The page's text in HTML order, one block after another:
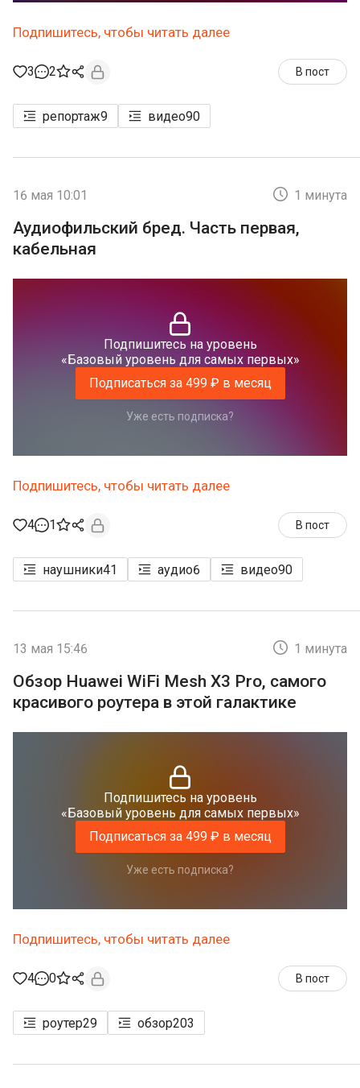
Подпишитесь, чтобы читать далее
3 2 В пост
репортаж9 видео90
16 мая 10:01 1 минута
Аудиофильский бред. Часть первая,
кабельная
Подпишитесь на уровень
«Базовый уровень для самых первых»
Подписаться за 499 ₽ в месяц
Уже есть подписка?
Подпишитесь, чтобы читать далее
4 1 В пост
наушники41 аудио6 видео90
13 мая 15:46 1 минута
Обзор Huawei WiFi Mesh X3 Pro, самого
красивого роутера в этой галактике
Подпишитесь на уровень
«Базовый уровень для самых первых»
Подписаться за 499 ₽ в месяц
Уже есть подписка?
Подпишитесь, чтобы читать далее
4 0 В пост
роутер29 обзор203